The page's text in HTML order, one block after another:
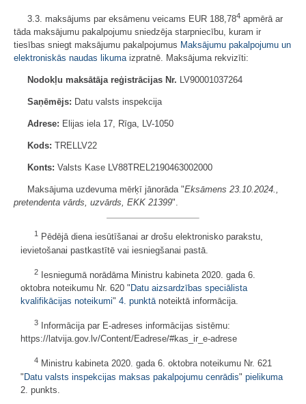
3.3. maksājums par eksāmenu veicams EUR 188,784 apmērā ar
tāda maksājumu pakalpojumu sniedzēja starpniecību, kuram ir
tiesības sniegt maksājumu pakalpojumus Maksājumu pakalpojumu un
elektroniskās naudas likumaizpratnē. Maksājuma rekvizīti:
Nodokļu maksātāja reģistrācijas Nr. LV90001037264
Saņēmējs: Datu valsts inspekcija
Adrese: Elijas iela 17, Rīga, LV-1050
Kods: TRELLV22
Konts: Valsts Kase LV88TREL2190463002000
Maksājuma uzdevuma mērķī jānorāda "Eksāmens 23.10.2024.,
pretendenta vārds, uzvārds, EKK 21399".
1
Pēdējā diena iesūtīšanai ar drošu elektronisko parakstu,
ievietošanai pastkastītē vai iesniegšanai pastā.
2
Iesniegumā norādāma Ministru kabineta 2020. gada 6.
oktobra noteikumu Nr. 620 " Datu aizsardzības speciālista
kvalifikācijas noteikumi" 4. punktā noteiktā informācija.
3
Informācija par E-adreses informācijas sistēmu:
https://latvija.gov.lv/Content/Eadrese/#kas_ir_e-adrese
4 Ministru kabineta 2020. gada 6. oktobra noteikumu Nr. 621
"Datu valsts inspekcijas maksas pakalpojumu cenrādis" pielikuma
2. punkts.